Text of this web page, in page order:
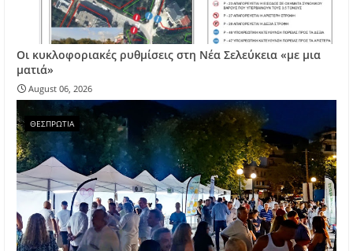
Οι κυκλοφοριακές ρυθμίσεις στη Νέα Σελεύκεια «με μια
ματιά»
August 06, 2026
ΘΕΣΠΡΩΤΙΑ